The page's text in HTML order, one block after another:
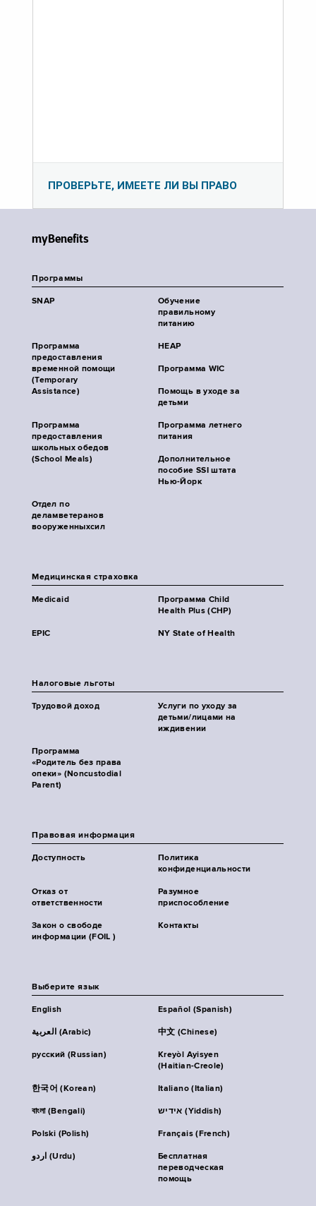
ПРОВЕРЬТЕ, ИМЕЕТЕ ЛИ ВЫ ПРАВО
myBenefits
Программы
SNAP
Обучение
правильному
питанию
Программа
предоставления
временной помощи
(Temporary
Assistance)
HEAP
Программа WIC
Помощь в уходе за
детьми
Программа
предоставления
школьных обедов
(School Meals)
Программа летнего
питания
Дополнительное
пособие SSI штата
Нью-Йорк
Отдел по
деламветеранов
вооруженныхсил
Медицинская страховка
Medicaid
Программа Child
Health Plus (CHP)
EPIC NY State of Health
Налоговые льготы
Трудовой доход
Услуги по уходу за
детьми/лицами на
иждивении
Программа
«Родитель без права
опеки» (Noncustodial
Parent)
Правовая информация
Доступность
Политика
конфиденциальности
Отказ от
ответственности
Разумное
приспособление
Закон о свободе
информации (FOIL )
Контакты
Выберите язык
English Español (Spanish)
العربية (Arabic) 中文 (Chinese)
русский (Russian)
Kreyòl Ayisyen
(Haitian-Creole)
한국어 (Korean) Italiano (Italian)
বাংলা (Bengali) אידיש (Yiddish)
Polski (Polish) Français (French)
اردو (Urdu)
Бесплатная
переводческая
помощь